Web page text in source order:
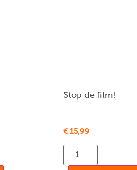
Stop de film!
€ 15,99